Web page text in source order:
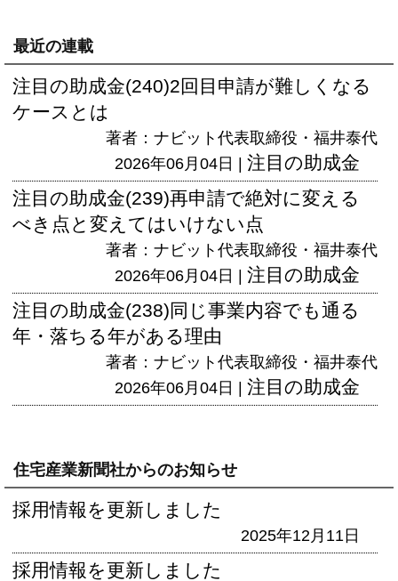
最近の連載
注目の助成金(240)2回目申請が難しくなる
ケースとは
著者：ナビット代表取締役・福井泰代
2026年06月04日 | 注目の助成金
注目の助成金(239)再申請で絶対に変える
べき点と変えてはいけない点
著者：ナビット代表取締役・福井泰代
2026年06月04日 | 注目の助成金
注目の助成金(238)同じ事業内容でも通る
年・落ちる年がある理由
著者：ナビット代表取締役・福井泰代
2026年06月04日 | 注目の助成金
住宅産業新聞社からのお知らせ
採用情報を更新しました
2025年12月11日
採用情報を更新しました